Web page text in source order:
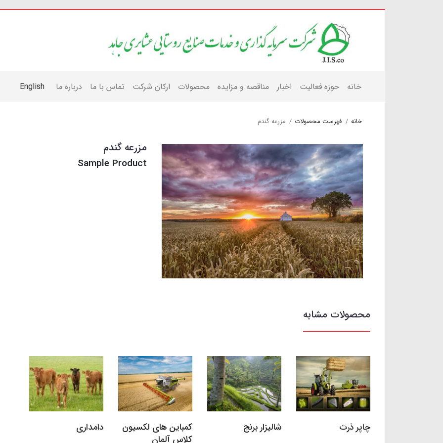
خانه حوزه فعالیت اخبار مناقصه و مزایده محصولات ارکان شرکت تماس با ما درباره ما English
خانه فهرست محصولات مزرعه گندم
مزرعه گندم
Sample Product
محصولات مشابه
چاپر ذرت شالیزار برنج
کمباین های لکسیون
کلاس آلمان
دامداری